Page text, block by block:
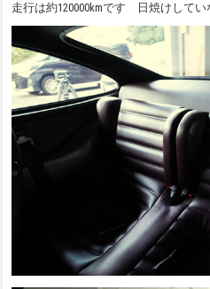
走行は約120000kmです 日焼けして